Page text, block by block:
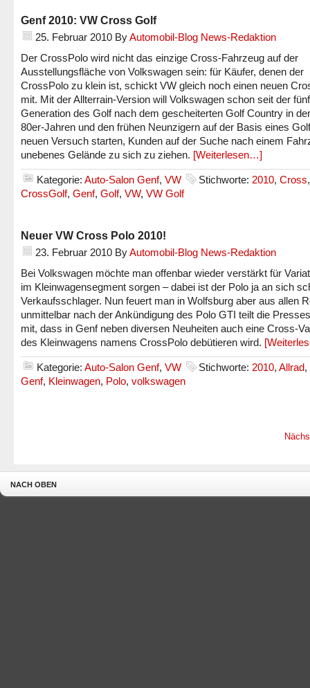
Genf 2010: VW Cross Golf
25. Februar 2010 ByAutomobil-Blog News-Redaktion
Der CrossPolo wird nicht das einzige Cross-Fahrzeug auf der
Ausstellungsfläche von Volkswagen sein: für Käufer, denen der
CrossPolo zu klein ist, schickt VW gleich noch einen neuen
mit. Mit der Allterrain-Version will Volkswagen schon seit der
Generation des Golf nach dem gescheiterten Golf Country in
80er-Jahren und den frühen Neunzigern auf der Basis eines
neuen Versuch starten, Kunden auf der Suche nach einem
unebenes Gelände zu sich zu ziehen. [Weiterlesen…]
Kategorie: Auto-Salon Genf, VW Stichworte: 2010, Cross,
CrossGolf, Genf, Golf, VW, VW Golf
Neuer VW Cross Polo 2010!
23. Februar 2010 ByAutomobil-Blog News-Redaktion
Bei Volkswagen möchte man offenbar wieder verstärkt für
im Kleinwagensegment sorgen – dabei ist der Polo ja an sich
Verkaufsschlager. Nun feuert man in Wolfsburg aber aus allen
unmittelbar nach der Ankündigung des Polo GTI teilt die
mit, dass in Genf neben diversen Neuheiten auch eine Cross-
des Kleinwagens namens CrossPolo debütieren wird.
Kategorie: Auto-Salon Genf, VW Stichworte: 2010, Allrad,
Genf, Kleinwagen, Polo, volkswagen
NACH OBEN